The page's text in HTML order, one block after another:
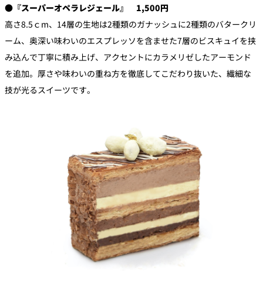
●『スーパーオペラレジェール』 1,500円
高さ8.5ｃm、14層の生地は2種類のガナッシュに2種類のバタークリ
ーム、奥深い味わいのエスプレッソを含ませた7層のビスキュイを挟
み込んで丁寧に積み上げ、アクセントにカラメリゼしたアーモンド
を追加。厚さや味わいの重ね方を徹底してこだわり抜いた、繊細な
技が光るスイーツです。